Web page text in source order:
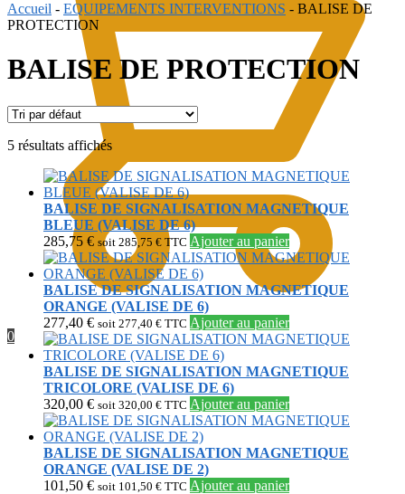
0
Accueil - EQUIPEMENTS INTERVENTIONS - BALISE DE
PROTECTION
BALISE DE PROTECTION
5 résultats affichés
BALISE DE SIGNALISATION MAGNETIQUE
BLEUE (VALISE DE 6)
285,75 € soit 285,75 € TTC Ajouter au panier
BALISE DE SIGNALISATION MAGNETIQUE
ORANGE (VALISE DE 6)
277,40 € soit 277,40 € TTC Ajouter au panier
BALISE DE SIGNALISATION MAGNETIQUE
TRICOLORE (VALISE DE 6)
320,00 € soit 320,00 € TTC Ajouter au panier
BALISE DE SIGNALISATION MAGNETIQUE
ORANGE (VALISE DE 2)
101,50 € soit 101,50 € TTC Ajouter au panier